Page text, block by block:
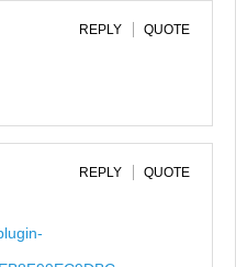
REPLY QUOTE
REPLY QUOTE